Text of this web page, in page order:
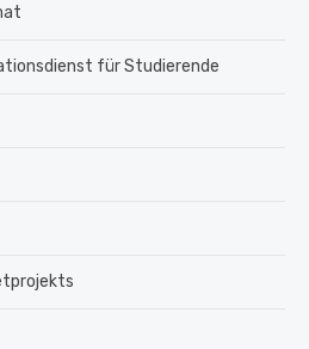
für Studierende